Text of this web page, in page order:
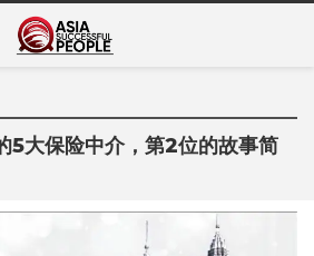
5大保险中介，第2位的故事简